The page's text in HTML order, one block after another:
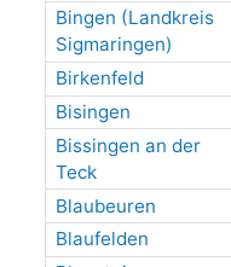
Bingen (Landkreis
Sigmaringen)
Birkenfeld
Bisingen
Bissingen an der
Teck
Blaubeuren
Blaufelden